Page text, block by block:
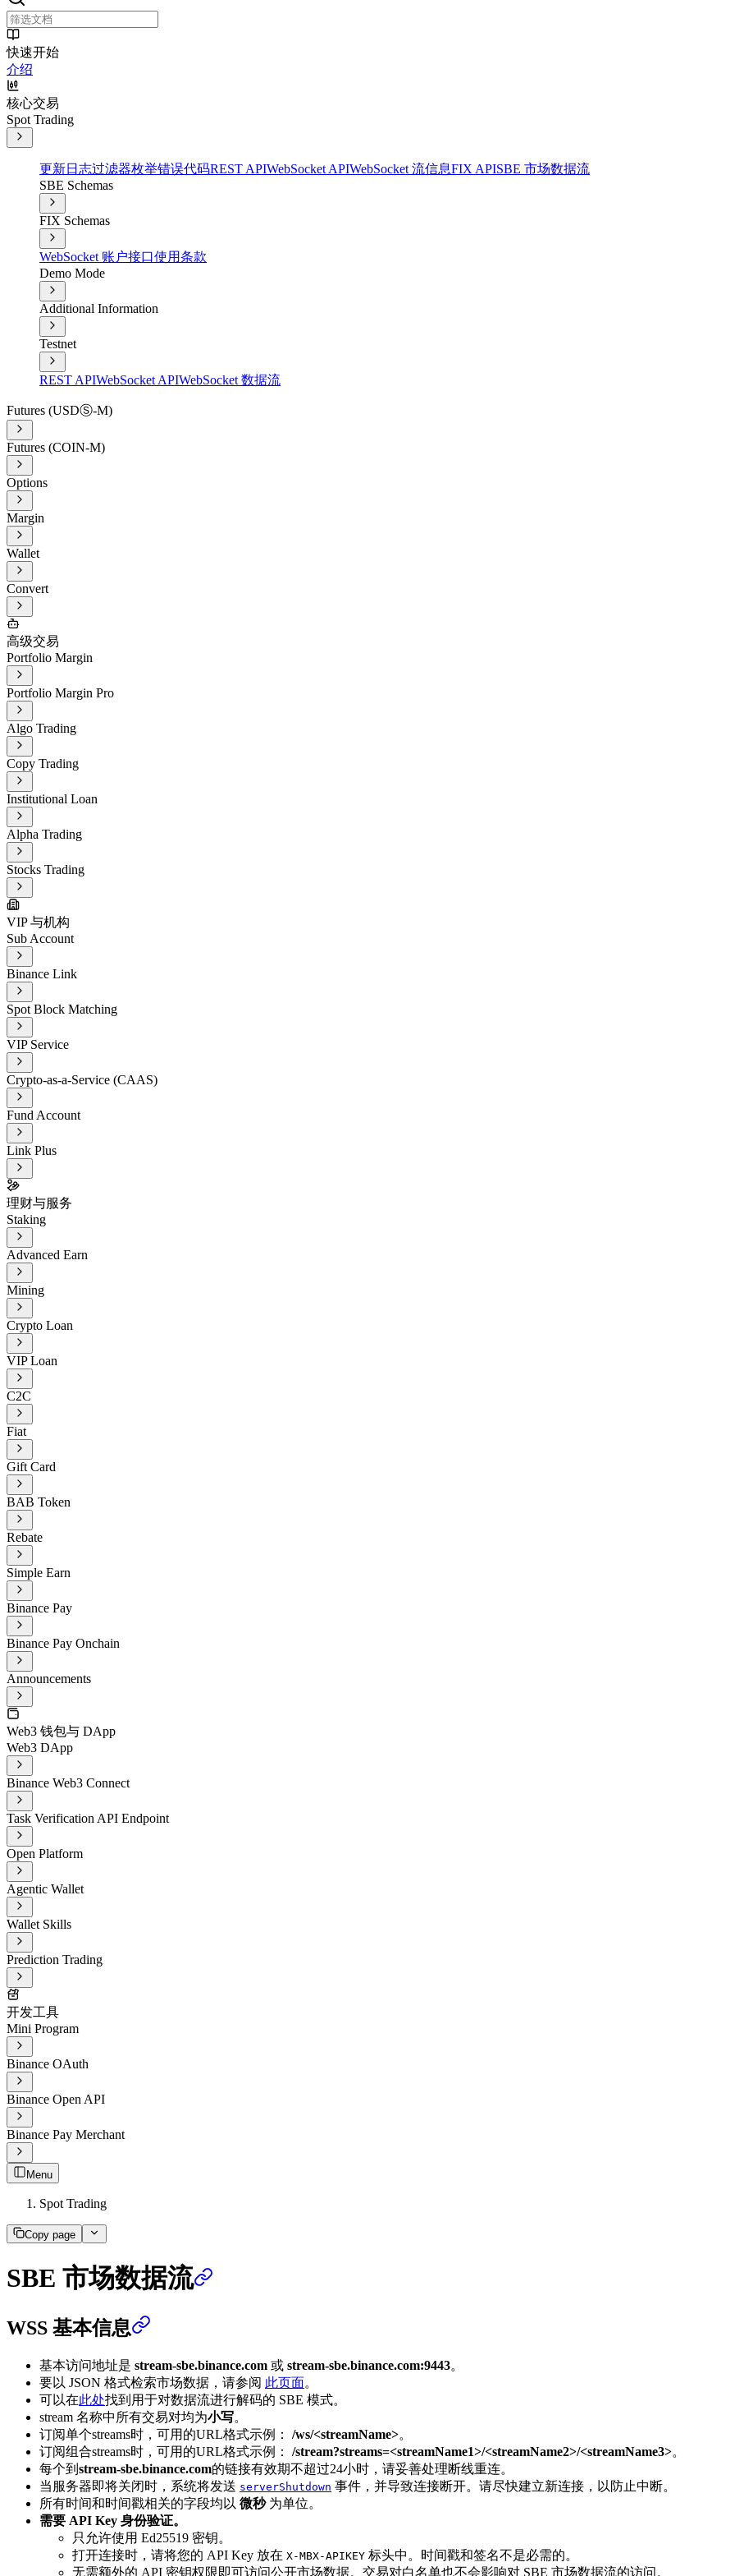
快速开始
介绍
核心交易
Spot Trading
更新日志过滤器枚举错误代码REST APIWebSocket APIWebSocket 流信息FIX APISBE 市场数据流
SBE Schemas
FIX Schemas
WebSocket 账户接口使用条款
Demo Mode
Additional Information
Testnet
REST APIWebSocket APIWebSocket 数据流
Futures (USDⓈ-M)
Futures (COIN-M)
Options
Margin
Wallet
Convert
高级交易
Portfolio Margin
Portfolio Margin Pro
Algo Trading
Copy Trading
Institutional Loan
Alpha Trading
Stocks Trading
VIP 与机构
Sub Account
Binance Link
Spot Block Matching
VIP Service
Crypto-as-a-Service (CAAS)
Fund Account
Link Plus
理财与服务
Staking
Advanced Earn
Mining
Crypto Loan
VIP Loan
C2C
Fiat
Gift Card
BAB Token
Rebate
Simple Earn
Binance Pay
Binance Pay Onchain
Announcements
Web3 钱包与 DApp
Web3 DApp
Binance Web3 Connect
Task Verification API Endpoint
Open Platform
Agentic Wallet
Wallet Skills
Prediction Trading
开发工具
Mini Program
Binance OAuth
Binance Open API
Binance Pay Merchant
Menu
Spot Trading
Copy page
SBE 市场数据流
WSS 基本信息
基本访问地址是 stream-sbe.binance.com 或 stream-sbe.binance.com:9443。
要以 JSON 格式检索市场数据，请参阅 此页面。
可以在此处找到用于对数据流进行解码的 SBE 模式。
stream 名称中所有交易对均为小写。
订阅单个streams时，可用的URL格式示例： /ws/<streamName>。
订阅组合streams时，可用的URL格式示例： /stream?streams=<streamName1>/<streamName2>/<streamName3>。
每个到 stream-sbe.binance.com的链接有效期不超过24小时，请妥善处理断线重连。
当服务器即将关闭时，系统将发送 serverShutdown 事件，并导致连接断开。请尽快建立新连接，以防止中断。
所有时间和时间戳相关的字段均以 微秒为单位。
需要 API Key 身份验证。
只允许使用 Ed25519 密钥。
打开连接时，请将您的 API Key 放在 X-MBX-APIKEY 标头中。时间戳和签名不是必需的。
无需额外的 API 密钥权限即可访问公开市场数据。交易对白名单也不会影响对 SBE 市场数据流的访问。